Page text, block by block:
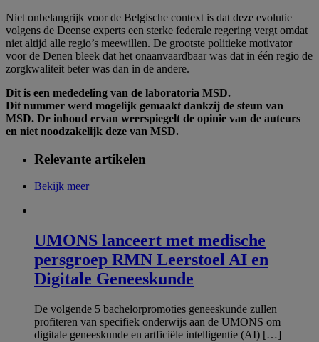
Niet onbelangrijk voor de Belgische context is dat deze evolutie
volgens de Deense experts een sterke federale regering vergt omdat
niet altijd alle regio’s meewillen. De grootste politieke motivator
voor de Denen bleek dat het onaanvaardbaar was dat in één regio de
zorgkwaliteit beter was dan in de andere.
Dit is een mededeling van de laboratoria MSD.
Dit nummer werd mogelijk gemaakt dankzij de steun van
MSD. De inhoud ervan weerspiegelt de opinie van de auteurs
en niet noodzakelijk deze van MSD.
Relevante artikelen
Bekijk meer
UMONS lanceert met medische
persgroep RMN Leerstoel AI en
Digitale Geneeskunde
De volgende 5 bachelorpromoties geneeskunde zullen
profiteren van specifiek onderwijs aan de UMONS om
digitale geneeskunde en artficiële intelligentie (AI) […]